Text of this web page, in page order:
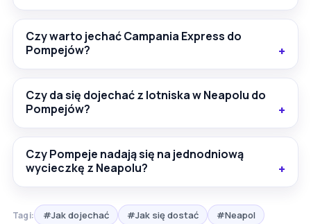
Czy warto jechać Campania Express do
Pompejów?
Czy da się dojechać z lotniska w Neapolu do
Pompejów?
Czy Pompeje nadają się na jednodniową
wycieczkę z Neapolu?
Tagi: #Jak dojechać #Jak się dostać
#Neapol